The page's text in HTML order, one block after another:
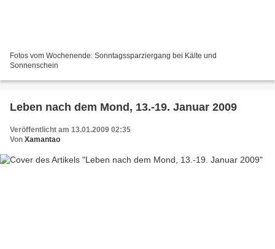
Fotos vom Wochenende: Sonntagssparziergang bei Kälte und
Sonnenschein
Leben nach dem Mond, 13.-19. Januar 2009
Veröffentlicht am 13.01.2009 02:35
Von Xamantao